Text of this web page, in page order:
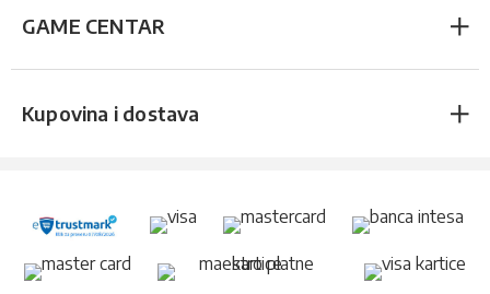
GAME CENTAR
Kupovina i dostava